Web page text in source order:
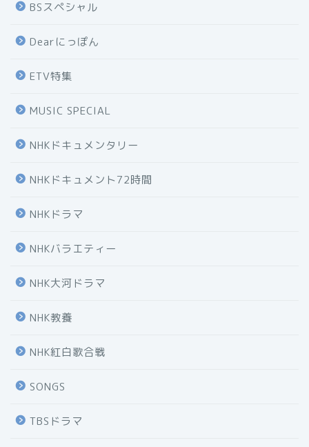
BSスペシャル
Dearにっぽん
ETV特集
MUSIC SPECIAL
NHKドキュメンタリー
NHKドキュメント72時間
NHKドラマ
NHKバラエティー
NHK大河ドラマ
NHK教養
NHK紅白歌合戦
SONGS
TBSドラマ